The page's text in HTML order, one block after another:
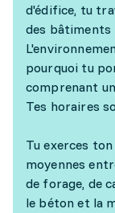
d'édifice, tu
des bâtiments
pourquoi tu
comprenant
Tes horaires
Tu exerces
moyennes
de forage, de
le béton et la